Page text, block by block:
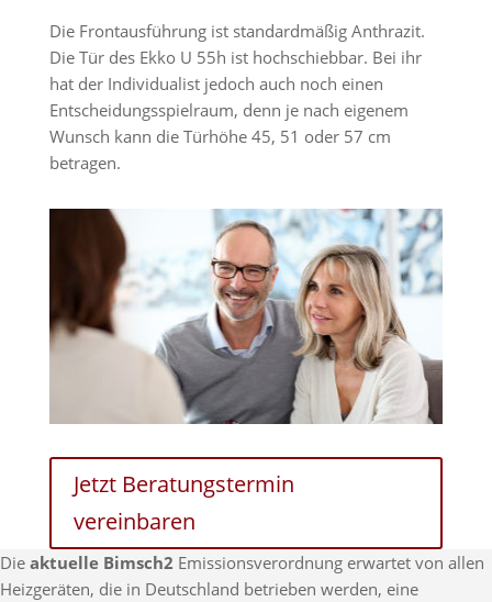
Die Frontausführung ist standardmäßig Anthrazit.
Die Tür des Ekko U 55h ist hochschiebbar. Bei ihr
hat der Individualist jedoch auch noch einen
Entscheidungsspielraum, denn je nach eigenem
Wunsch kann die Türhöhe 45, 51 oder 57 cm
betragen.
Jetzt Beratungstermin
vereinbaren
Die aktuelle Bimsch2 Emissionsverordnung erwartet von allen
Heizgeräten, die in Deutschland betrieben werden, eine